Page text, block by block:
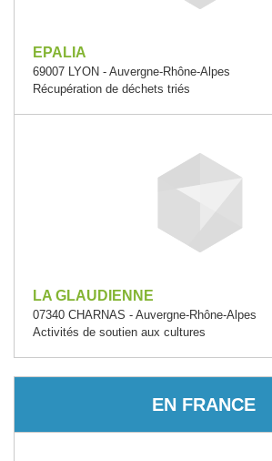
EPALIA
69007 LYON - Auvergne-Rhône-Alpes
Récupération de déchets triés
LA GLAUDIENNE
07340 CHARNAS - Auvergne-Rhône-Alpes
Activités de soutien aux cultures
EN FRANCE